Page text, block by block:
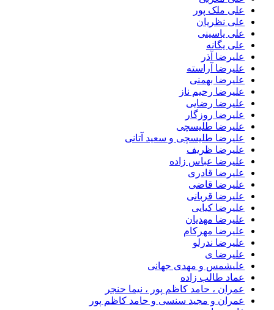
علی ملک پور
علی نظریان
علی یاسینی
علی یگانه
علیرضا آذر
علیرضا آراسته
علیرضا بهمنی
علیرضا رحیم ناز
علیرضا رضایی
علیرضا روزگار
علیرضا طلیسچی
علیرضا طلیسچی و سعید آتانی
علیرضا ظریف
علیرضا عباس زاده
علیرضا قادری
علیرضا قاضی
علیرضا قربانی
علیرضا کیایی
علیرضا مهدیان
علیرضا مهرکام
علیرضا ندرلو
علیرضا ی
علیشمس و مهدی جهانی
عماد طالب زاده
عمران ، حامد کاظم پور ، نیما حنجر
عمران و مجید سنسی و حامد کاظم پور